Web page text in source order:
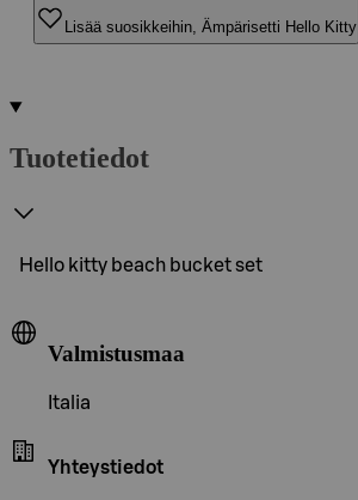
Lisää suosikkeihin, Ämpärisetti Hello Kitty
Tuotetiedot
Hello kitty beach bucket set
Valmistusmaa
Italia
Yhteystiedot